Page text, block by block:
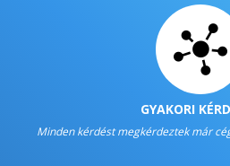
GYAKORI
Minden kérdést megkérdeztek már